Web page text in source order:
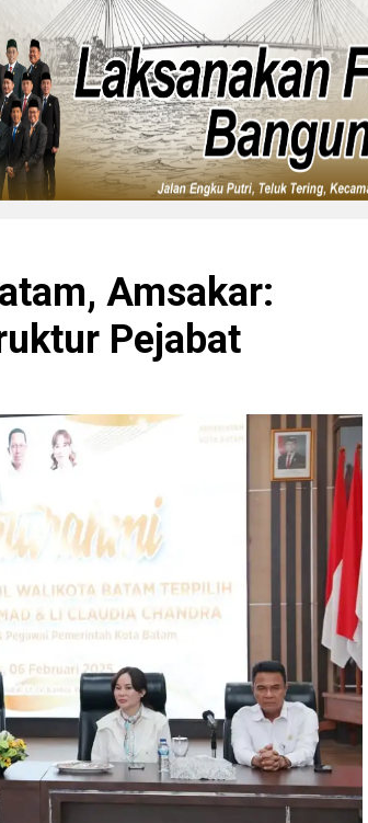
Amsakar:
Pejabat